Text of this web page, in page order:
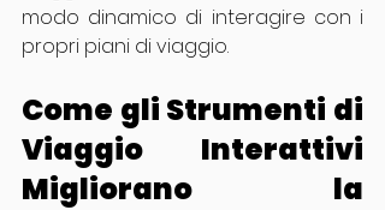
modo dinamico di interagire con i
propri piani di viaggio.
Come gli Strumenti di
Viaggio Interattivi
Migliorano la